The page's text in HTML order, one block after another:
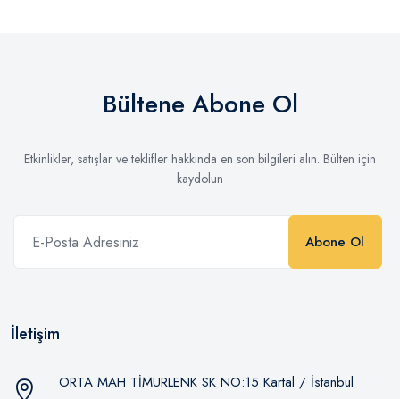
Bültene Abone Ol
Etkinlikler, satışlar ve teklifler hakkında en son bilgileri alın. Bülten için
kaydolun
Abone Ol
İletişim
ORTA MAH TİMURLENK SK NO:15 Kartal / İstanbul